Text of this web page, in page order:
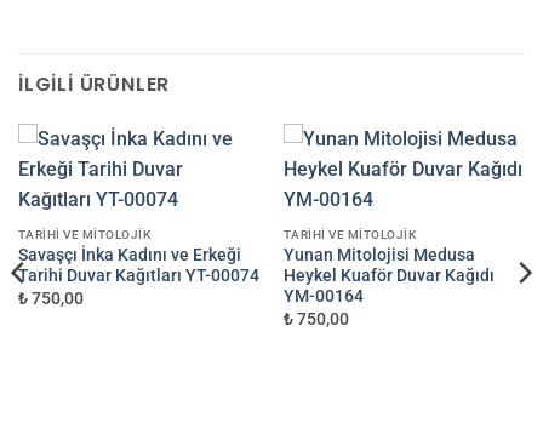
İLGILI ÜRÜNLER
TARIHI VE MITOLOJIK
Savaşçı İnka Kadını ve Erkeği
Tarihi Duvar Kağıtları YT-00074
₺ 750,00
TARIHI VE MITOLOJIK
Yunan Mitolojisi Medusa
Heykel Kuaför Duvar Kağıdı
YM-00164
₺ 750,00